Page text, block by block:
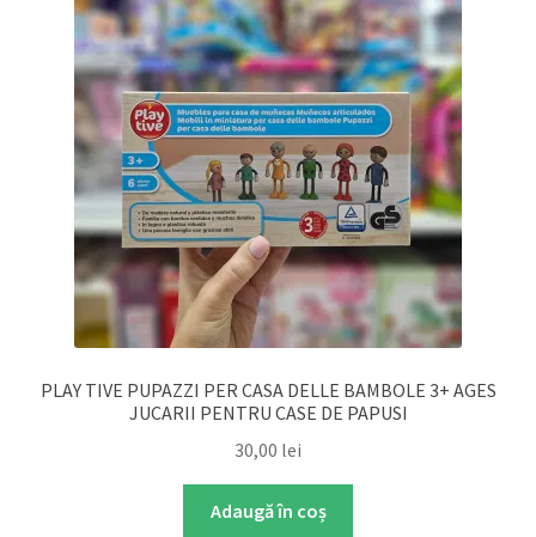
PLAY TIVE PUPAZZI PER CASA DELLE BAMBOLE 3+ AGES
JUCARII PENTRU CASE DE PAPUSI
30,00 lei
Adaugă în coș